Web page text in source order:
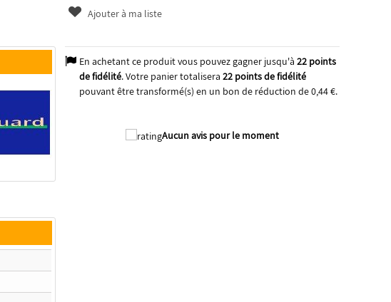
Ajouter à ma liste
En achetant ce produit vous pouvez gagner jusqu'à 22points
de fidélité. Votre panier totalisera 22points de fidélité
pouvant être transformé(s) en un bon de réduction de0,44 €.
Aucun avis pour le moment